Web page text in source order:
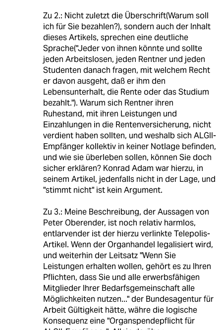
Zu 2.: Nicht zuletzt die Überschrift(Warum soll
ich für Sie bezahlen?), sondern auch der Inhalt
dieses Artikels, sprechen eine deutliche
Sprache("Jeder von ihnen könnte und sollte
jeden Arbeitslosen, jeden Rentner und jeden
Studenten danach fragen, mit welchem Recht
er davon ausgeht, daß er ihm den
Lebensunterhalt, die Rente oder das Studium
bezahlt."). Warum sich Rentner ihren
Ruhestand, mit ihren Leistungen und
Einzahlungen in die Rentenversicherung, nicht
verdient haben sollten, und weshalb sich ALGII-
Empfänger kollektiv in keiner Notlage befinden,
und wie sie überleben sollen, können Sie doch
sicher erklären? Konrad Adam war hierzu, in
seinem Artikel, jedenfalls nicht in der Lage, und
"stimmt nicht" ist kein Argument.
Zu 3.: Meine Beschreibung, der Aussagen von
Peter Oberender, ist noch relativ harmlos,
entlarvender ist der hierzu verlinkte Telepolis-
Artikel. Wenn der Organhandel legalisiert wird,
und weiterhin der Leitsatz "Wenn Sie
Leistungen erhalten wollen, gehört es zu Ihren
Pflichten, dass Sie und alle erwerbsfähigen
Mitglieder Ihrer Bedarfsgemeinschaft alle
Möglichkeiten nutzen..." der Bundesagentur für
Arbeit Gültigkeit hätte, währe die logische
Konsequenz eine "Organspendepflicht für